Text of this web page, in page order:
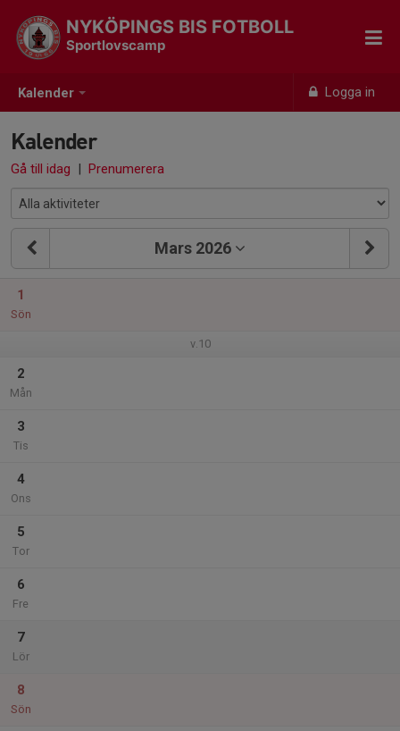
Kalender Logga in
NYKÖPINGS BIS FOTBOLL
Sportlovscamp
Kalender
Gå till idag | Prenumerera
Mars 2026
1
Sön
v.10
2
Mån
3
Tis
4
Ons
5
Tor
6
Fre
7
Lör
8
Sön